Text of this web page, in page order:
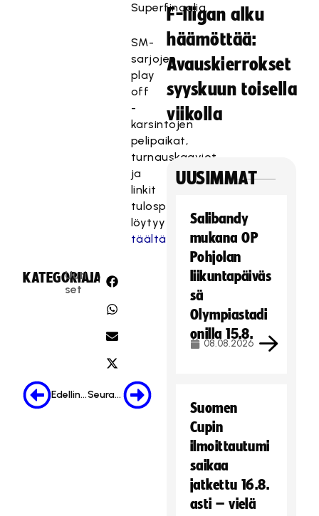
Superfinaalia.
SM-
sarjojen
play
off
-
karsintojen
pelipaikat,
turnauskaaviot
ja
linkit
tulospalveluun
löytyy
täältä
KATEGORIA:
Uuti
set
JAA:
Edellinen Seuraava
F-liigan alku
häämöttää:
Avauskierrokset
syyskuun toisella
viikolla
UUSIMMAT
Salibandy
mukana OP
Pohjolan
liikuntapäiväs
sä
Olympiastadi
onilla 15.8.
08.08.2026
Suomen
Cupin
ilmoittautumi
saikaa
jatkettu 16.8.
asti – vielä